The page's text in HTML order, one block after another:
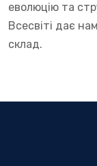
еволюцію та
Всесвіті дає
склад.